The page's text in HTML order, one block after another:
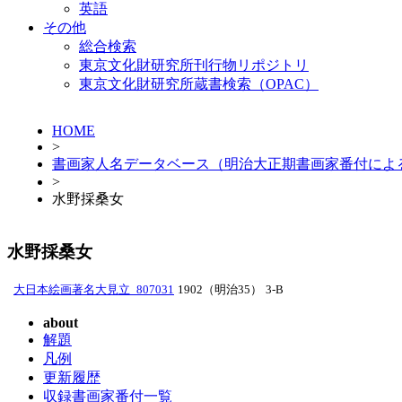
英語
その他
総合検索
東京文化財研究所刊行物リポジトリ
東京文化財研究所蔵書検索（OPAC）
HOME
>
書画家人名データベース（明治大正期書画家番付によ
>
水野採桑女
水野採桑女
大日本絵画著名大見立_807031 1902（明治35） 3-B
about
解題
凡例
更新履歴
収録書画家番付一覧